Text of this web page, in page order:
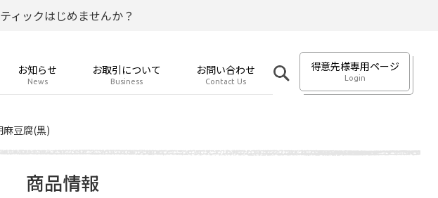
ィックはじめませんか？
お知らせ
News
お取引について
Business
お問い合わせ
Contact Us
得意先様専用ページ
Login
麻豆腐(黒)
商品情報